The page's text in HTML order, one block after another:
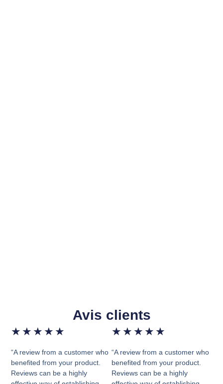
Avis clients
★ ★ ★ ★ ★
“A review from a customer who
benefited from your product.
Reviews can be a highly
★ ★ ★ ★ ★
“A review from a customer who
benefited from your product.
Reviews can be a highly